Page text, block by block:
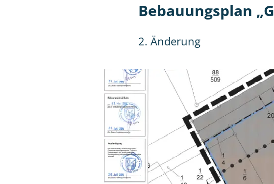
Bebauungsplan
2. Änderung